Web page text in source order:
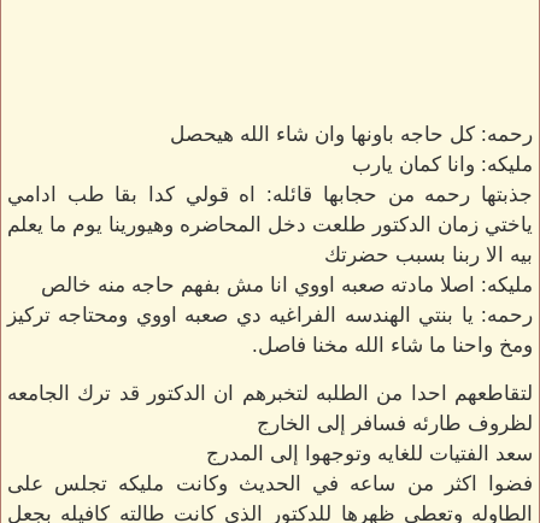
رحمه: كل حاجه باونها وان شاء الله هيحصل
مليكه: وانا كمان يارب
جذبتها رحمه من حجابها قائله: اه قولي كدا بقا طب ادامي
ياختي زمان الدكتور طلعت دخل المحاضره وهيورينا يوم ما يعلم
بيه الا ربنا بسبب حضرتك
مليكه: اصلا مادته صعبه اووي انا مش بفهم حاجه منه خالص
رحمه: يا بنتي الهندسه الفراغيه دي صعبه اووي ومحتاجه تركيز
ومخ واحنا ما شاء الله مخنا فاصل.
لتقاطعهم احدا من الطلبه لتخبرهم ان الدكتور قد ترك الجامعه
لظروف طارئه فسافر إلى الخارج
سعد الفتيات للغايه وتوجهوا إلى المدرج
فضوا اكثر من ساعه في الحديث وكانت مليكه تجلس على
الطاوله وتعطي ظهرها للدكتور الذي كانت طالته كافيله بجعل